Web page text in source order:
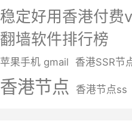
稳定好用香港付费
翻墙软件排行榜
苹果手机 gmail 香港SSR节
香港节点 香港节点ss